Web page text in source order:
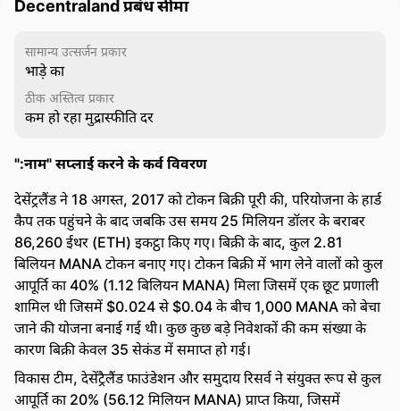
Decentraland प्रबंध सीमा
सामान्य उत्सर्जन प्रकार
भाड़े का
ठीक अस्तित्व प्रकार
कम हो रहा मुद्रास्फीति दर
":नाम" सप्लाई करने के कर्व विवरण
देसेंट्रलैंड ने 18 अगस्त, 2017 को टोकन बिक्री पूरी की, परियोजना के हार्ड
कैप तक पहुंचने के बाद जबकि उस समय 25 मिलियन डॉलर के बराबर
86,260 ईथर (ETH) इकट्ठा किए गए। बिक्री के बाद, कुल 2.81
बिलियन MANA टोकन बनाए गए। टोकन बिक्री में भाग लेने वालों को कुल
आपूर्ति का 40% (1.12 बिलियन MANA) मिला जिसमें एक छूट प्रणाली
शामिल थी जिसमें $0.024 से $0.04 के बीच 1,000 MANA को बेचा
जाने की योजना बनाई गई थी। कुछ कुछ बड़े निवेशकों की कम संख्या के
कारण बिक्री केवल 35 सेकंड में समाप्त हो गई।
विकास टीम, देसेंट्रैलैंड फाउंडेशन और समुदाय रिसर्व ने संयुक्त रूप से कुल
आपूर्ति का 20% (56.12 मिलियन MANA) प्राप्त किया, जिसमें